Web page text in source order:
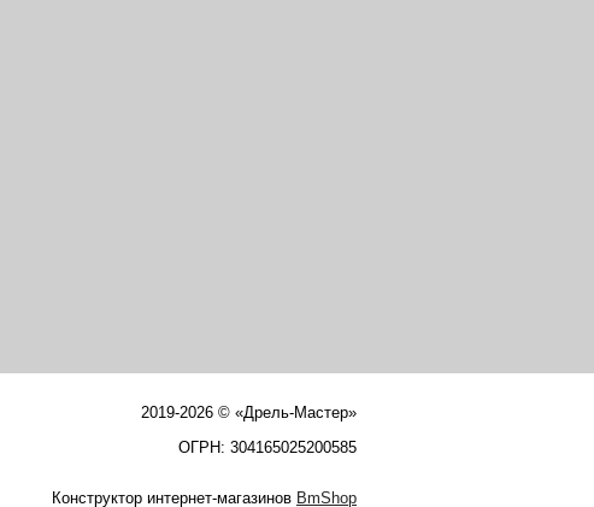
2019-2026 © «Дрель-Мастер»
ОГРН: 304165025200585
Конструктор интернет-магазинов BmShop